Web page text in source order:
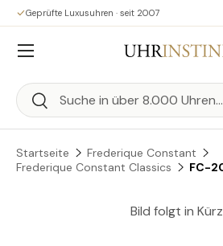
Direkt zum Inhalt
Geprüfte Luxusuhren · seit 2007
Suchen
Suchen
Menü
Startseite
Frederique Constant
Frederique Constant Classics
FC-
Bild folgt in